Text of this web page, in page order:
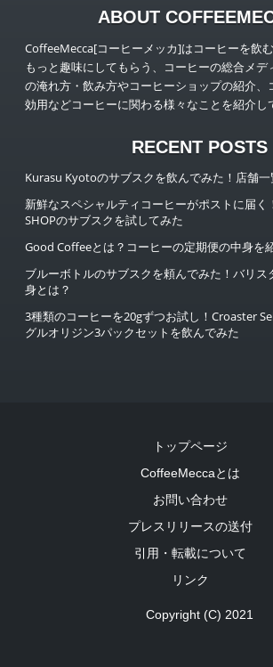
ABOUT
CoffeeMecca[コーヒーメッカ]はコーヒーを飲
もっと趣味にしてもらう、コーヒーの総合メデ
の淹れ方・飲み方やコーヒーショップの紹介、
効用などコーヒーに関わる様々なことを紹介し
RECENT POSTS
Kurasu Kyotoのサブスクを飲んでみた！店舗
新鮮なスペシャルティコーヒーがポストに届く
SHOPのサブスクを試してみた
Good Coffeeとは？コーヒーの定期便の中身を
ブルーボトルのサブスクを頼んでみた！バリス
身とは？
3種類のコーヒーを20gずつお試し！Croaster
グルオリジン3パックセットを飲んでみた
トップページ
CoffeeMeccaとは
お問い合わせ
プレスリリースの送付
引用・転載について
リンク
Copyright (C) 2021